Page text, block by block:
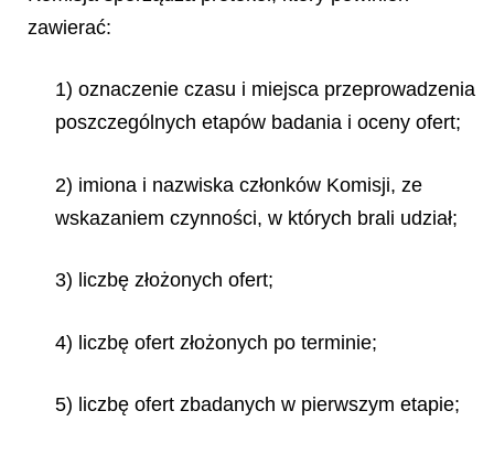
zawierać:
1) oznaczenie czasu i miejsca przeprowadzenia
poszczególnych etapów badania i oceny ofert;
2) imiona i nazwiska członków Komisji, ze
wskazaniem czynności, w których brali udział;
3) liczbę złożonych ofert;
4) liczbę ofert złożonych po terminie;
5) liczbę ofert zbadanych w pierwszym etapie;